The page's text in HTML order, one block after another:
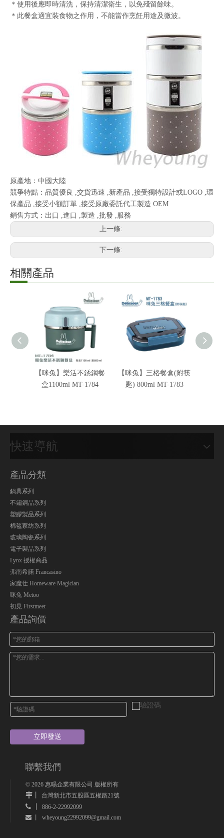
＊使用後應即時清洗，保持清潔衛生，以免殘留餘味。
＊此餐盒適宜裝食物之作用，不能當作烹飪用途及微波。
原產地：中國大陸
競爭特點：品質優良 ,交貨迅速 ,新產品 ,接受獨特設計或LOGO ,環
保產品 ,接受小額訂單 ,接受原廠委託代工製造 OEM
銷售方式：出口 ,進口 ,製造 ,批發 ,服務
上一條:
下一條:
相關產品
【咪兔】樂活不銹鋼餐
盒1100ml MT-1784
【咪兔】三格餐盒(附筷
匙) 800ml MT-1783
快速導航
產品分類
鍋具系列
不鏽鋼品系列
塑膠製品系列
棉毯家紡系列
玻璃陶瓷系列
電子製品系列
Lynx 授權商品
弗南希諾 Francasino
家魔仕 Homeware Magician
咪兔 Metoo
初見 Firstmeet
產品詢價
立即發送
聯繫我們
© 2026 惠暘企業有限公司 版權所有
丨 台灣新北市五股區五權路21號
 丨 886-2-22992099
 丨 wheyoung22992099@gmail.com